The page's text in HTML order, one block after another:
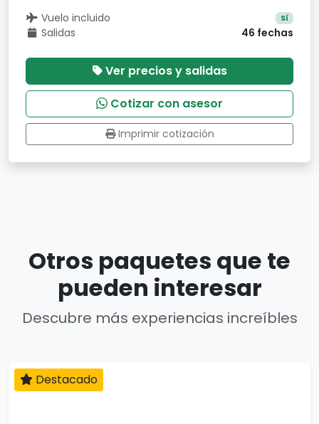
Vuelo incluido Sí
Salidas 46 fechas
Ver precios y salidas
Cotizar con asesor
Imprimir cotización
Otros paquetes que te
pueden interesar
Descubre más experiencias increíbles
Destacado